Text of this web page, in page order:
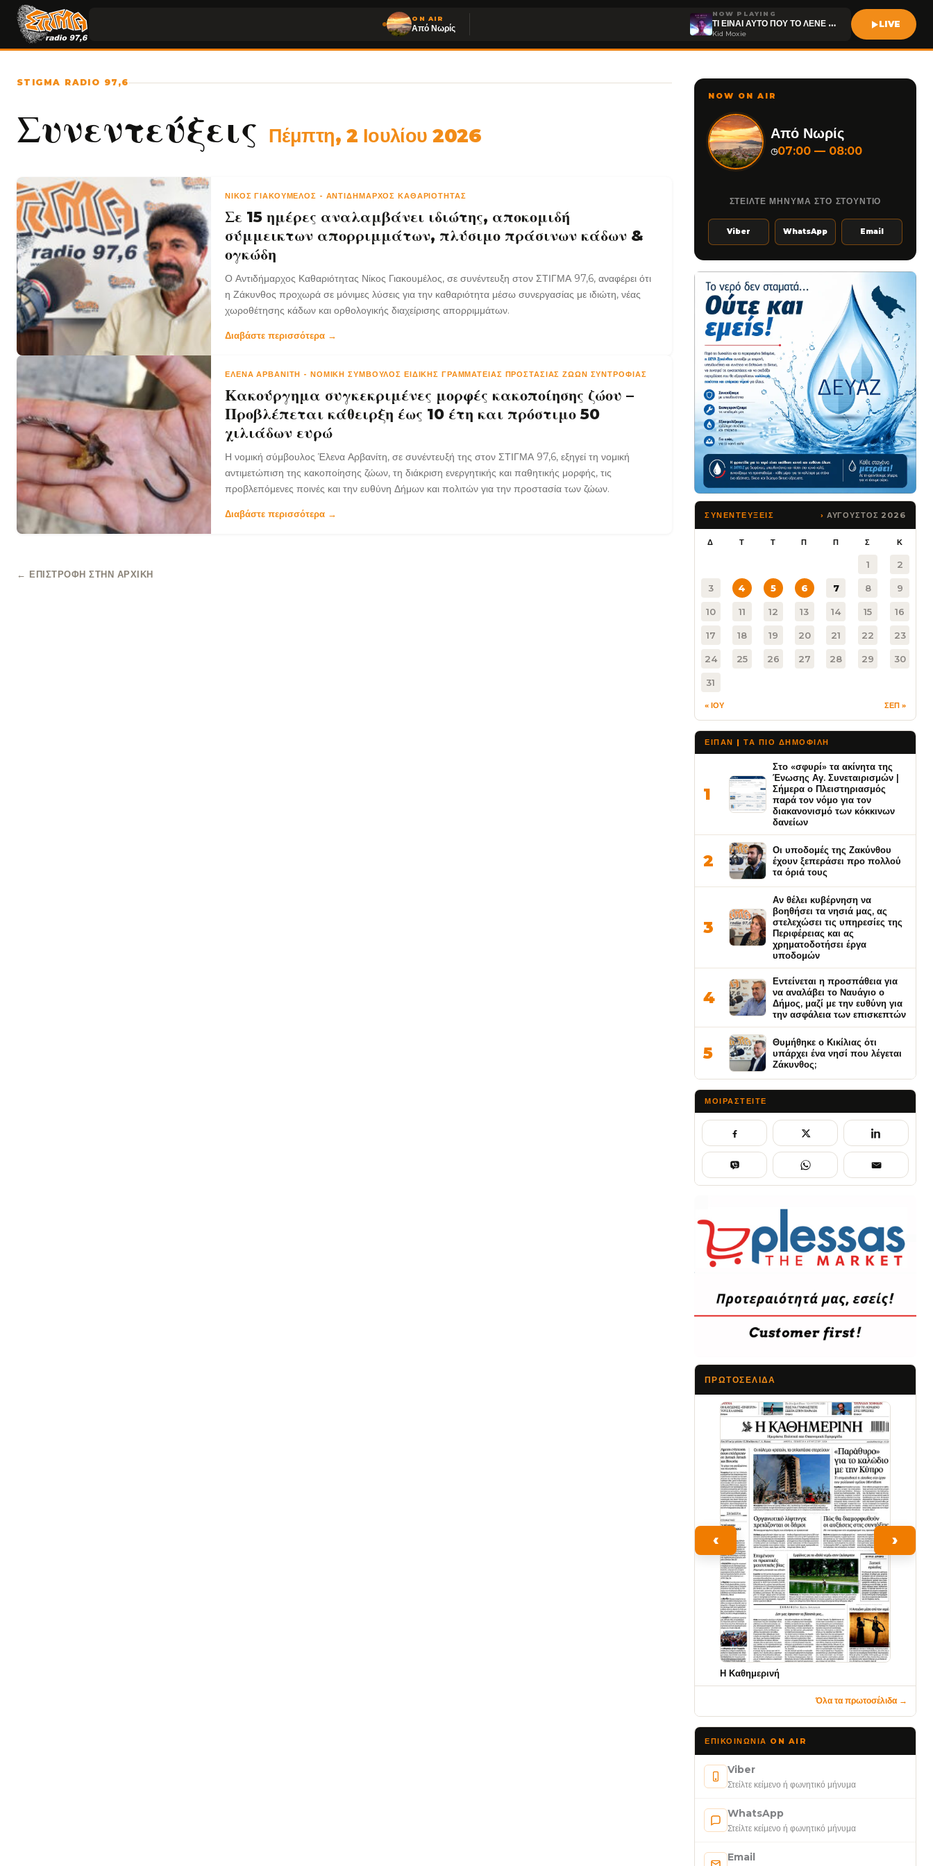
ON AIR
Από Νωρίς
NOW PLAYING
ΤΙ ΕΙΝΑΙ ΑΥΤΟ ΠΟΥ ΤΟ ΛΕΝΕ ΑΓΑΠΗ
Kid Moxie
LIVE
STIGMA RADIO 97,6
Συνεντεύξεις Πέμπτη, 2 Ιουλίου 2026
ΝΊΚΟΣ ΓΙΑΚΟΥΜΈΛΟΣ - ΑΝΤΙΔΉΜΑΡΧΟΣ ΚΑΘΑΡΙΌΤΗΤΑΣ
Σε 15 ημέρες αναλαμβάνει ιδιώτης, αποκομιδή
σύμμεικτων απορριμμάτων, πλύσιμο πράσινων κάδων &
ογκώδη
Ο Αντιδήμαρχος Καθαριότητας Νίκος Γιακουμέλος, σε συνέντευξη στον ΣΤΙΓΜΑ 97,6, αναφέρει ότι
η Ζάκυνθος προχωρά σε μόνιμες λύσεις για την καθαριότητα μέσω συνεργασίας με ιδιώτη, νέας
χωροθέτησης κάδων και ορθολογικής διαχείρισης απορριμμάτων.
Διαβάστε περισσότερα →
ΈΛΕΝΑ ΑΡΒΑΝΊΤΗ - ΝΟΜΙΚΉ ΣΎΜΒΟΥΛΟΣ ΕΙΔΙΚΉΣ ΓΡΑΜΜΑΤΕΊΑΣ ΠΡΟΣΤΑΣΊΑΣ ΖΏΩΝ ΣΥΝΤΡΟΦΙΆΣ
Κακούργημα συγκεκριμένες μορφές κακοποίησης ζώου –
Προβλέπεται κάθειρξη έως 10 έτη και πρόστιμο 50
χιλιάδων ευρώ
Η νομική σύμβουλος Έλενα Αρβανίτη, σε συνέντευξή της στον ΣΤΙΓΜΑ 97,6, εξηγεί τη νομική
αντιμετώπιση της κακοποίησης ζώων, τη διάκριση ενεργητικής και παθητικής μορφής, τις
προβλεπόμενες ποινές και την ευθύνη Δήμων και πολιτών για την προστασία των ζώων.
Διαβάστε περισσότερα →
← ΕΠΙΣΤΡΟΦΉ ΣΤΗΝ ΑΡΧΙΚΉ
NOW ON AIR
Από Νωρίς
◷07:00 — 08:00
ΣΤΕΙΛΤΕ ΜΗΝΥΜΑ ΣΤΟ ΣΤΟΥΝΤΙΟ
Viber WhatsApp Email
ΣΥΝΕΝΤΕΥΞΕΙΣ ΑΥΓΟΥΣΤΟΣ 2026
Δ Τ Τ Π Π Σ Κ
1 2
3 4 5 6 7 8 9
10 11 12 13 14 15 16
17 18 19 20 21 22 23
24 25 26 27 28 29 30
31
« ΙΟΥ ΣΕΠ »
ΕΙΠΑΝ | ΤΑ ΠΙΟ ΔΗΜΟΦΙΛΉ
1
Στο «σφυρί» τα ακίνητα της
Ένωσης Αγ. Συνεταιρισμών |
Σήμερα ο Πλειστηριασμός
παρά τον νόμο για τον
διακανονισμό των κόκκινων
δανείων
2
Οι υποδομές της Ζακύνθου
έχουν ξεπεράσει προ πολλού
τα όριά τους
3
Αν θέλει κυβέρνηση να
βοηθήσει τα νησιά μας, ας
στελεχώσει τις υπηρεσίες της
Περιφέρειας και ας
χρηματοδοτήσει έργα
υποδομών
4
Εντείνεται η προσπάθεια για
να αναλάβει το Ναυάγιο ο
Δήμος, μαζί με την ευθύνη για
την ασφάλεια των επισκεπτών
5
Θυμήθηκε ο Κικίλιας ότι
υπάρχει ένα νησί που λέγεται
Ζάκυνθος;
ΜΟΙΡΑΣΤΕΊΤΕ
ΠΡΩΤΟΣΈΛΙΔΑ
‹
Η Καθημερινή
›
Όλα τα πρωτοσέλιδα →
ΕΠΙΚΟΙΝΩΝΊΑ ON AIR
Viber
Στείλτε κείμενο ή φωνητικό μήνυμα
WhatsApp
Στείλτε κείμενο ή φωνητικό μήνυμα
Email